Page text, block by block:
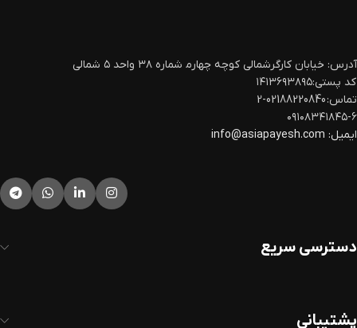
آدرس: خیابان کارگرشمالی کوچه چهارم‍ شماره ۳۸ واحد ۵ شمالی
کد پستی:۱۴۱۳۶۹۳۸۹۵
تماس: 02188220840-2
۰۹۱۰۸۳۴۱۸۴۵-۶
ایمیل:
دسترسی سریع
پشتیبانی